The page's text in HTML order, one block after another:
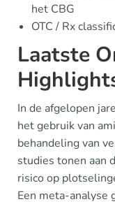
het CBG
OTC / Rx
Laatste
In de afgelopen
het gebruik van
behandeling van
studies tonen aan
risico op
Een meta-analyse